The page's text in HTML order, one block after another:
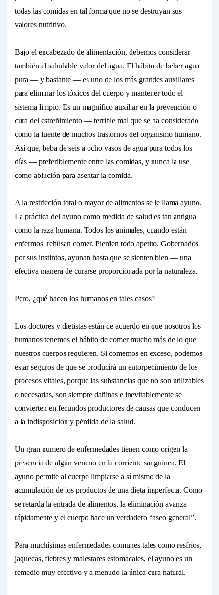
todas las comidas en tal forma que no se destruyan sus
valores nutritivo.
Bajo el encabezado de alimentación, debemos considerar
también el saludable valor del agua. El hábito de beber agua
pura — y bastante — es uno de los más grandes auxiliares
para eliminar los tóxicos del cuerpo y mantener todo el
sistema limpio. Es un magnífico auxiliar en la prevención o
cura del estreñimiento — terrible mal que se ha considerado
como la fuente de muchos trastornos del organismo humano.
Así que, beba de seis a ocho vasos de agua pura todos los
días — preferiblemente entre las comidas, y nunca la use
como ablución para asentar la comida.
A la restricción total o mayor de alimentos se le llama ayuno.
La práctica del ayuno como medida de salud es tan antigua
como la raza humana. Todos los animales, cuando están
enfermos, rehúsan comer. Pierden todo apetito. Gobernados
por sus instintos, ayunan hasta que se sienten bien — una
efectiva manera de curarse proporcionada por la naturaleza.
Pero, ¿qué hacen los humanos en tales casos?
Los doctores y dietistas están de acuerdo en que nosotros los
humanos tenemos el hábito de comermucho más de lo que
nuestros cuerpos requieren. Si comemos en exceso, podemos
estar seguros de que se producirá un entorpecimiento de los
procesos vitales, porque las substancias que no son utilizables
o necesarias, son siempre dañinas e inevitablemente se
convierten en fecundos productores de causas que conducen
a la indisposición y pérdida de la salud.
Un gran numero de enfermedades tienen como origen la
presencia de algún veneno en la corriente sanguínea. El
ayuno permite al cuerpo limpiarse a sí mismo de la
acumulación de los productos de una dieta imperfecta. Como
se retarda la entrada de alimentos, la eliminación avanza
rápidamente y el cuerpo hace un verdadero “aseo general”.
Para muchísimas enfermedades comunes tales como resfríos,
jaquecas, fiebres y malestares estomacales, el ayuno es un
remedio muy efectivo y a menudo la única cura natural.